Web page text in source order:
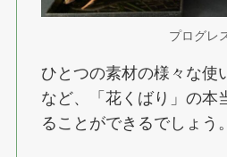
プログレ
ひとつの素材の様々な使
など、「花くばり」の本
ることができるでしょう。